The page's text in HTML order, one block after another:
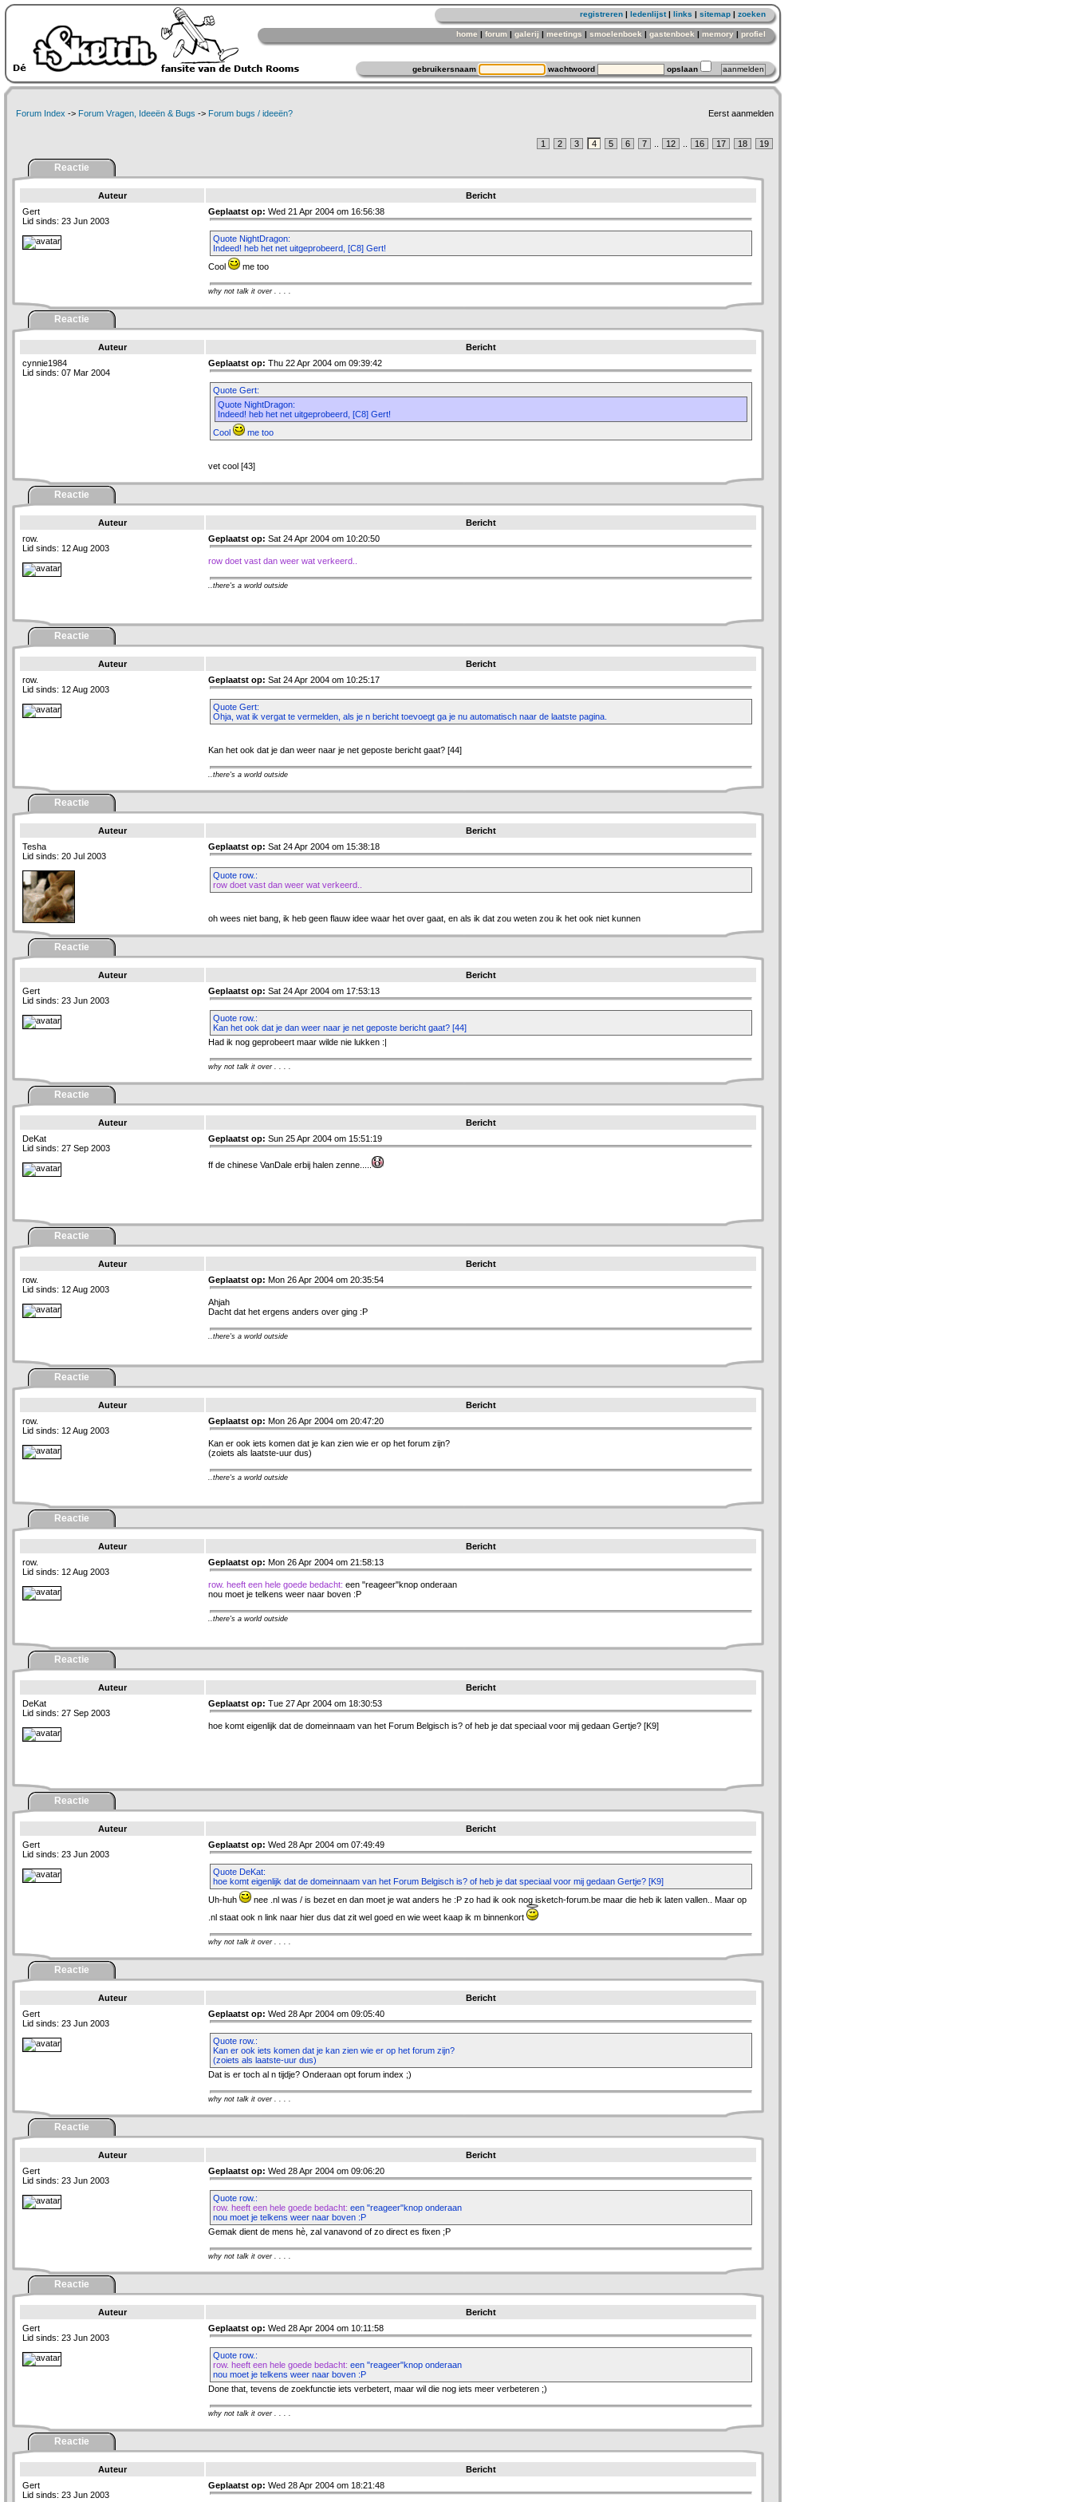
registreren | ledenlijst| links | sitemap | zoeken
home | forum | galerij | meetings | smoelenboek | gastenboek | memory | profiel
gebruikersnaam wachtwoord opslaan
Forum Index -> Forum Vragen, Ideeën & Bugs -> Forum bugs / ideeën? Eerst aanmelden
1 2 3 4 5 6 7 12 16 17 18 19
Reactie
Auteur
Bericht
Gert
Lid sinds: 23 Jun 2003
Geplaatst op: Wed 21 Apr 2004 om 16:56:38
Quote NightDragon:
Indeed! heb het net uitgeprobeerd, [C8] Gert!
Cool
me too
why not talk it over . . . .
Reactie
Auteur
Bericht
cynnie1984
Lid sinds: 07 Mar 2004
Geplaatst op: Thu 22 Apr 2004 om 09:39:42
Quote Gert:
Quote NightDragon:
Indeed! heb het net uitgeprobeerd, [C8] Gert!
Cool
me too
vet cool [43]
Reactie
Auteur
Bericht
row.
Lid sinds: 12 Aug 2003
Geplaatst op: Sat 24 Apr 2004 om 10:20:50
row doet vast dan weer wat verkeerd..
..there's a world outside
Reactie
Auteur
Bericht
row.
Lid sinds: 12 Aug 2003
Geplaatst op: Sat 24 Apr 2004 om 10:25:17
Quote Gert:
Ohja, wat ik vergat te vermelden, als je n bericht toevoegt ga je nu automatisch naar de laatste pagina.
Kan het ook dat je dan weer naar je net geposte bericht gaat? [44]
..there's a world outside
Reactie
Auteur
Bericht
Tesha
Lid sinds: 20 Jul 2003
Geplaatst op: Sat 24 Apr 2004 om 15:38:18
Quote row.:
row doet vast dan weer wat verkeerd..
oh wees niet bang, ik heb geen flauw idee waar het over gaat, en als ik dat zou weten zou ik het ook niet kunnen
Reactie
Auteur
Bericht
Gert
Lid sinds: 23 Jun 2003
Geplaatst op: Sat 24 Apr 2004 om 17:53:13
Quote row.:
Kan het ook dat je dan weer naar je net geposte bericht gaat? [44]
Had ik nog geprobeert maar wilde nie lukken :|
why not talk it over . . . .
Reactie
Auteur
Bericht
DeKat
Lid sinds: 27 Sep 2003
Geplaatst op: Sun 25 Apr 2004 om 15:51:19
ff de chinese VanDale erbij halen zenne.....
Reactie
Auteur
Bericht
row.
Lid sinds: 12 Aug 2003
Geplaatst op: Mon 26 Apr 2004 om 20:35:54
Ahjah
Dacht dat het ergens anders over ging :P
..there's a world outside
Reactie
Auteur
Bericht
row.
Lid sinds: 12 Aug 2003
Geplaatst op: Mon 26 Apr 2004 om 20:47:20
Kan er ook iets komen dat je kan zien wie er op het forum zijn?
(zoiets als laatste-uur dus)
..there's a world outside
Reactie
Auteur
Bericht
row.
Lid sinds: 12 Aug 2003
Geplaatst op: Mon 26 Apr 2004 om 21:58:13
row. heeft een hele goede bedacht: een "reageer"knop onderaan
nou moet je telkens weer naar boven :P
..there's a world outside
Reactie
Auteur
Bericht
DeKat
Lid sinds: 27 Sep 2003
Geplaatst op: Tue 27 Apr 2004 om 18:30:53
hoe komt eigenlijk dat de domeinnaam van het Forum Belgisch is? of heb je dat speciaal voor mij gedaan Gertje? [K9]
Reactie
Auteur
Bericht
Gert
Lid sinds: 23 Jun 2003
Geplaatst op: Wed 28 Apr 2004 om 07:49:49
Quote DeKat:
hoe komt eigenlijk dat de domeinnaam van het Forum Belgisch is? of heb je dat speciaal voor mij gedaan Gertje? [K9]
Uh-huh
nee .nl was / is bezet en dan moet je wat anders he :P zo had ik ook nog isketch-forum.be maar die heb ik laten vallen.. Maar op
.nl staat ook n link naar hier dus dat zit wel goed en wie weet kaap ik m binnenkort
why not talk it over . . . .
Reactie
Auteur
Bericht
Gert
Lid sinds: 23 Jun 2003
Geplaatst op: Wed 28 Apr 2004 om 09:05:40
Quote row.:
Kan er ook iets komen dat je kan zien wie er op het forum zijn?
(zoiets als laatste-uur dus)
Dat is er toch al n tijdje? Onderaan opt forum index ;)
why not talk it over . . . .
Reactie
Auteur
Bericht
Gert
Lid sinds: 23 Jun 2003
Geplaatst op: Wed 28 Apr 2004 om 09:06:20
Quote row.:
row. heeft een hele goede bedacht: een "reageer"knop onderaan
nou moet je telkens weer naar boven :P
Gemak dient de mens hè, zal vanavond of zo direct es fixen ;P
why not talk it over . . . .
Reactie
Auteur
Bericht
Gert
Lid sinds: 23 Jun 2003
Geplaatst op: Wed 28 Apr 2004 om 10:11:58
Quote row.:
row. heeft een hele goede bedacht: een "reageer"knop onderaan
nou moet je telkens weer naar boven :P
Done that, tevens de zoekfunctie iets verbetert, maar wil die nog iets meer verbeteren ;)
why not talk it over . . . .
Reactie
Auteur
Bericht
Gert
Lid sinds: 23 Jun 2003
Geplaatst op: Wed 28 Apr 2004 om 18:21:48